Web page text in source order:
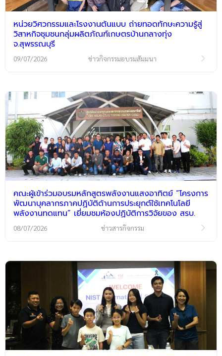
หน่วยวิศวกรรมและโรงงานต้นแบบ ถ่ายทอดทักษะความรู้สู่
วิสาหกิจชุมชนกลุ่มผลิตภัณฑ์เกษตรบ้านกลางทุ่ง
จ.สุพรรณบุรี
09/07/2026 ข่าวกิจกรรมอบรมสัมมนา
คณะผู้เข้าร่วมอบรมหลักสูตรพลังงานแสงอาทิตย์ “โครงการ
พัฒนาบุคลากรภาคปฏิบัติด้านการประยุกต์ใช้เทคโนโลยี
พลังงานทดแทน” เยี่ยมชมห้องปฏิบัติการวิจัยของ สรบ.
08/07/2026 ข่าวสารกิจกรรม